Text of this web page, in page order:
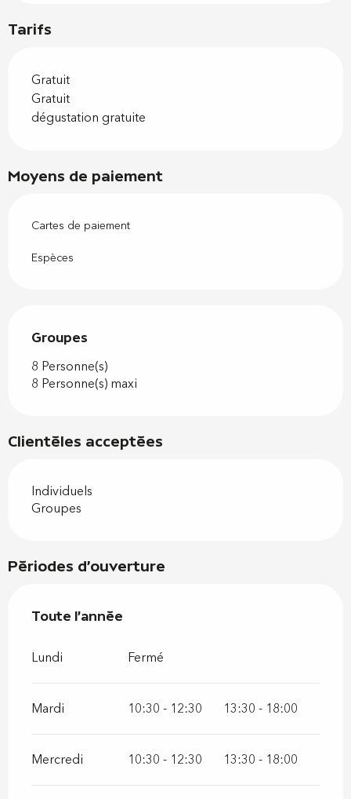
Tarifs
Gratuit
Gratuit
dégustation gratuite
Moyens de paiement
Cartes de paiement
Espèces
Groupes
Groupes
8 Personne(s)
8 Personne(s) maxi
Clientèles acceptées
Individuels
Groupes
Périodes d'ouverture
Toute l'année
Toute l'année
Lundi Fermé
Mardi 10:30 - 12:30 13:30 - 18:00
Mercredi 10:30 - 12:30 13:30 - 18:00